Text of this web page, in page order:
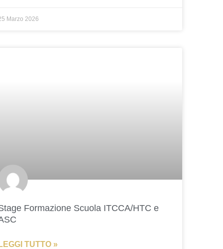
Marzo 2026
Formazione Scuola ITCCA/HTC e
TUTTO »